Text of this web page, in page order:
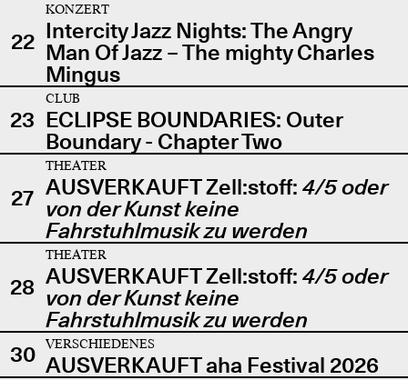
22
KONZERT
Intercity Jazz Nights: The Angry
Man Of Jazz – The mighty Charles
Mingus
23
CLUB
ECLIPSE BOUNDARIES: Outer
Boundary - Chapter Two
27
THEATER
AUSVERKAUFT Zell:stoff: 4/5 oder
von der Kunst keine
Fahrstuhlmusik zu werden
28
THEATER
AUSVERKAUFT Zell:stoff: 4/5 oder
von der Kunst keine
Fahrstuhlmusik zu werden
30
VERSCHIEDENES
AUSVERKAUFT aha Festival 2026